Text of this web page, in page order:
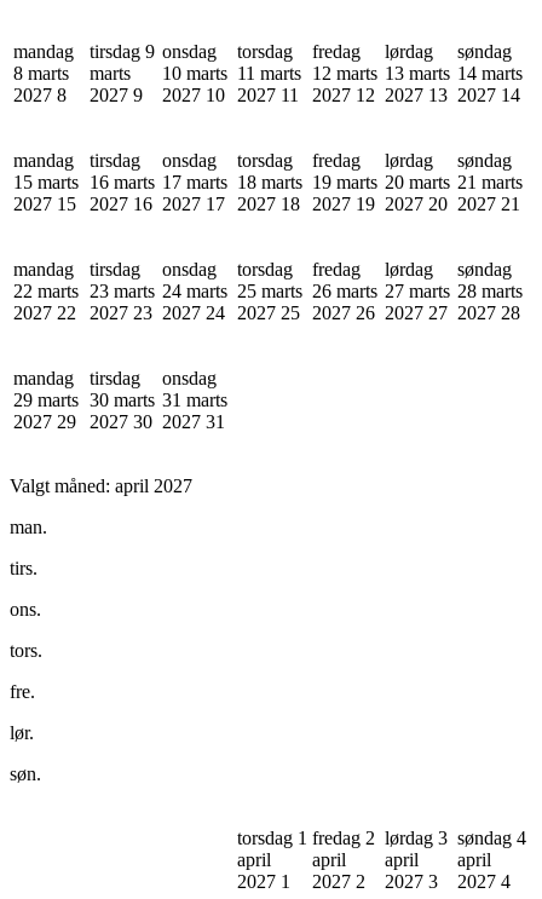
mandag
8 marts
2027 8
tirsdag 9
marts
2027 9
onsdag
10 marts
2027 10
torsdag
11 marts
2027 11
fredag
12 marts
2027 12
lørdag
13 marts
2027 13
søndag
14 marts
2027 14
mandag
15 marts
2027 15
tirsdag
16 marts
2027 16
onsdag
17 marts
2027 17
torsdag
18 marts
2027 18
fredag
19 marts
2027 19
lørdag
20 marts
2027 20
søndag
21 marts
2027 21
mandag
22 marts
2027 22
tirsdag
23 marts
2027 23
onsdag
24 marts
2027 24
torsdag
25 marts
2027 25
fredag
26 marts
2027 26
lørdag
27 marts
2027 27
søndag
28 marts
2027 28
mandag
29 marts
2027 29
tirsdag
30 marts
2027 30
onsdag
31 marts
2027 31
Valgt måned: april 2027
man.
tirs.
ons.
tors.
fre.
lør.
søn.
torsdag 1
april
2027 1
fredag 2
april
2027 2
lørdag 3
april
2027 3
søndag 4
april
2027 4